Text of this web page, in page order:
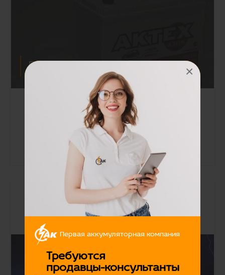
Первая аккумуляторная компания
Требуются
продавцы-консультанты
×
Работу аккумуляторной батареи для автомобиля
можно сравнить с работой обычной батарейки
для бытовых приборов. Главное отличие в
мощности и возможности в нужный момент
пополнять заряд с помощью генератора...
Читать полностью »
Выбор зарядного устройства для
аккумулятора